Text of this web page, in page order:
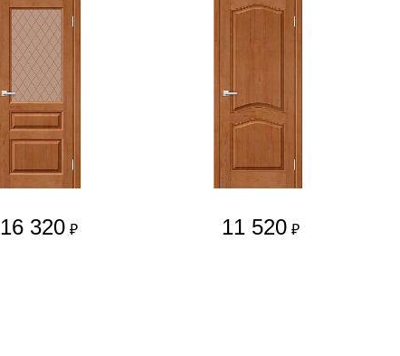
16 320 ₽ 11 520 ₽